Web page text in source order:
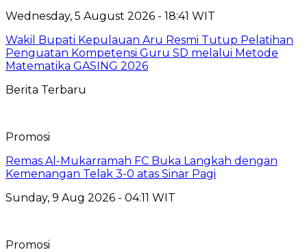
Wednesday, 5 August 2026 - 18:41 WIT
Wakil Bupati Kepulauan Aru Resmi Tutup Pelatihan
Penguatan Kompetensi Guru SD melalui Metode
Matematika GASING 2026
Berita Terbaru
Promosi
Remas Al-Mukarramah FC Buka Langkah dengan
Kemenangan Telak 3-0 atas Sinar Pagi
Sunday, 9 Aug 2026 - 04:11 WIT
Promosi